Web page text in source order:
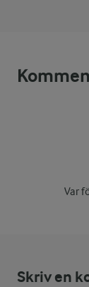
Var
Skriv en